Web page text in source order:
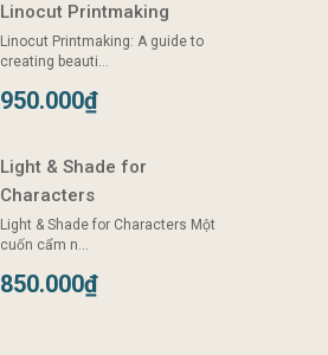
Linocut Printmaking
Linocut Printmaking: A guide to
creating beauti...
950.000₫
Light & Shade for
Characters
Light & Shade for Characters Một
cuốn cẩm n...
850.000₫